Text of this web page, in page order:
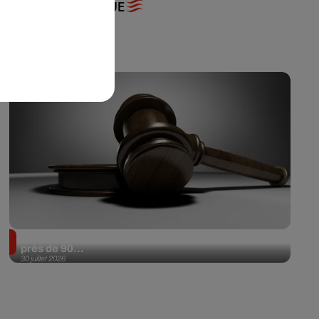
+ DE MUSIQUE
30 juillet 2026
près de 90...